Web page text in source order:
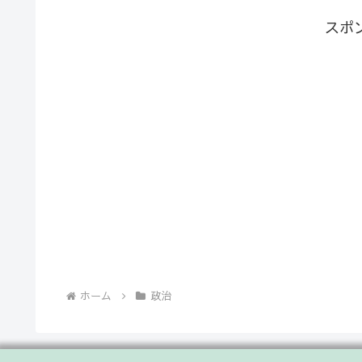
スポ
ホーム 政治